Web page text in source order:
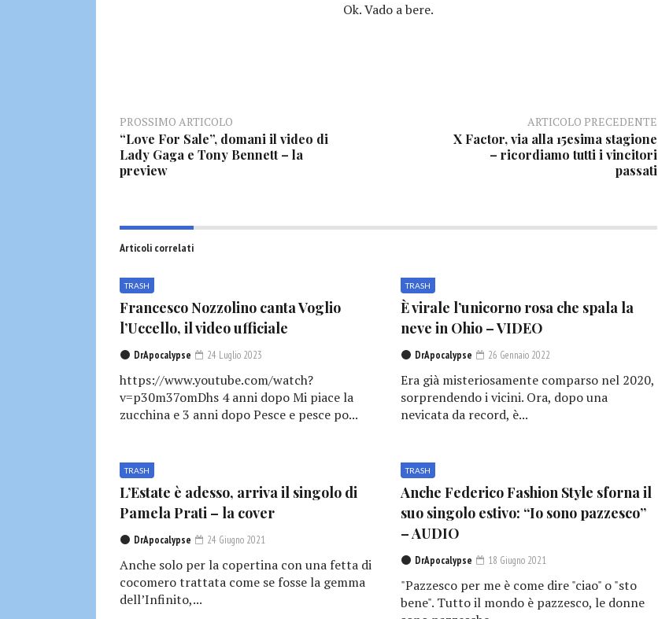
Ok. Vado a bere.
PROSSIMO ARTICOLO
“Love For Sale”, domani il video di
Lady Gaga e Tony Bennett – la
preview
ARTICOLO PRECEDENTE
X Factor, via alla 15esima stagione
– ricordiamo tutti i vincitori
passati
Articoli correlati
TRASH
Francesco Nozzolino canta Voglio
l’Uccello, il video ufficiale
DrApocalypse 24 Luglio 2023
https://www.youtube.com/watch?
v=p30m37omDhs 4 anni dopo Mi piace la
zucchina e 3 anni dopo Pesce e pesce po...
TRASH
È virale l’unicorno rosa che spala la
neve in Ohio – VIDEO
DrApocalypse 26 Gennaio 2022
Era già misteriosamente comparso nel 2020,
sorprendendo i vicini. Ora, dopo una
nevicata da record, è...
TRASH
L’Estate è adesso, arriva il singolo di
Pamela Prati – la cover
DrApocalypse 24 Giugno 2021
Anche solo per la copertina con una fetta di
cocomero trattata come se fosse la gemma
dell’Infinito,...
TRASH
Anche Federico Fashion Style sforna il
suo singolo estivo: “Io sono pazzesco”
– AUDIO
DrApocalypse 18 Giugno 2021
"Pazzesco per me è come dire "ciao" o "sto
bene". Tutto il mondo è pazzesco, le donne